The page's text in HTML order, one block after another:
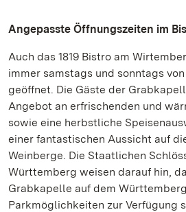
Angepasste Öffnungszeiten im
Auch das 1819 Bistro am
immer samstags und sonntags von
geöffnet. Die Gäste der
Angebot an erfrischenden und
sowie eine herbstliche
einer fantastischen Aussicht auf
Weinberge. Die Staatlichen
Württemberg weisen darauf hin,
Grabkapelle auf dem
Parkmöglichkeiten zur Verfügung